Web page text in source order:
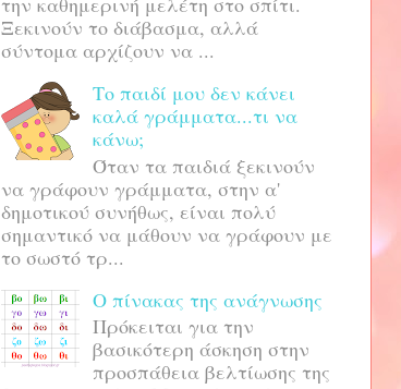
Ξεκινούν το διάβασμα, αλλά
σύντομα αρχίζουν να ...
Το παιδί μου δεν κάνει
καλά γράμματα...τι να
κάνω;
Όταν τα παιδιά ξεκινούν
να γράφουν γράμματα, στην α'
δημοτικού συνήθως, είναι πολύ
σημαντικό να μάθουν να γράφουν με
το σωστό τρ...
Ο πίνακας της ανάγνωσης
Πρόκειται για την
βασικότερη άσκηση στην
προσπάθεια βελτίωσης της